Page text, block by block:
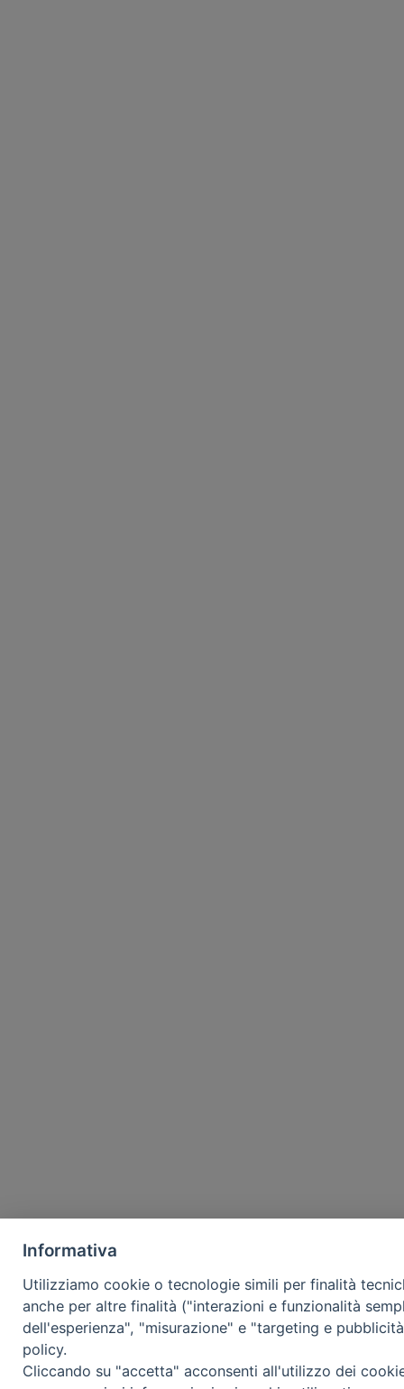
Informativa
Utilizziamo cookie o tecnologie simili per finalità
anche per altre finalità ("interazioni e funzionalità
dell'esperienza", "misurazione" e "targeting e
policy.
Cliccando su "accetta" acconsenti all'utilizzo dei